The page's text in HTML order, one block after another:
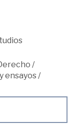
/
ensayos/